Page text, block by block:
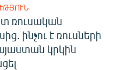
ռուսական
ինչու է ռուսների
կրկին